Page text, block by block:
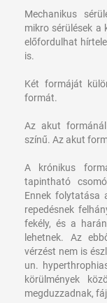
Mechanikus
mikro sérülések a
előfordulhat
is.
Két formáját
formát.
Az akut
színű. Az akut
A krónikus
tapintható
Ennek folytatása
repedésnek
fekély, és a
lehetnek. Az
vérzést nem is
un.
körülmények
megduzzadnak,